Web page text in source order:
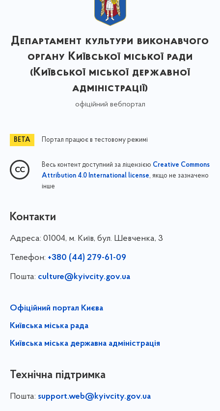
Департамент культури виконавчого
органу Київської міської ради
(Київської міської державної
адміністрації)
офіційний вебпортал
Портал працює в тестовому режимі
Весь контент доступний за ліцензією Creative Commons
Attribution 4.0 International license, якщо не зазначено
інше
Контакти
Адреса: 01004, м. Київ, бул. Шевченка, 3
Телефон: +380 (44) 279-61-09
Пошта: culture@kyivcity.gov.ua
Офіційний портал Києва
Київська міська рада
Київська міська державна адміністрація
Технічна підтримка
Пошта: support.web@kyivcity.gov.ua